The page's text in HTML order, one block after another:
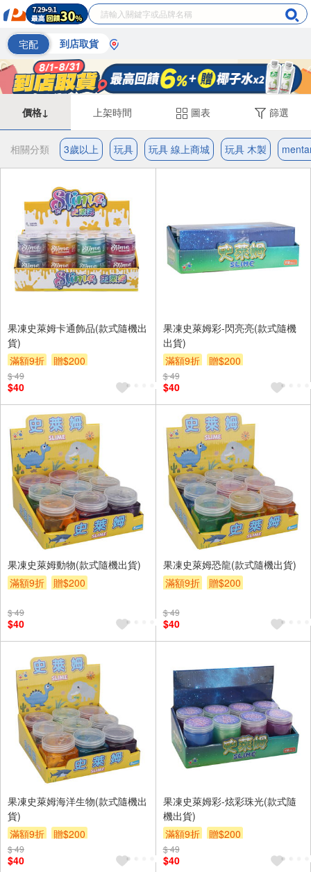
宅配 到店取貨
價格↓ 上架時間 圖表 篩選
相關分類 3歲以上 玩具 玩具 線上商城 玩具 木製
果凍史萊姆卡通飾品(款式隨機出
貨)
滿額9折
贈$200
$ 49
$40
果凍史萊姆彩-閃亮亮(款式隨機
出貨)
滿額9折
贈$200
$ 49
$40
果凍史萊姆動物(款式隨機出貨)
滿額9折
贈$200
$ 49
$40
果凍史萊姆恐龍(款式隨機出貨)
滿額9折
贈$200
$ 49
$40
果凍史萊姆海洋生物(款式隨機出
貨)
滿額9折
贈$200
$ 49
$40
果凍史萊姆彩-炫彩珠光(款式隨
機出貨)
滿額9折
贈$200
$ 49
$40